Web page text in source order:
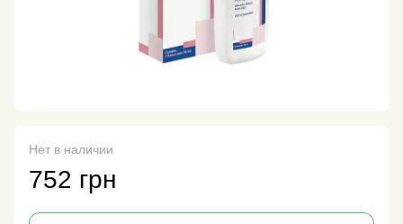
Нет в наличии
752 грн